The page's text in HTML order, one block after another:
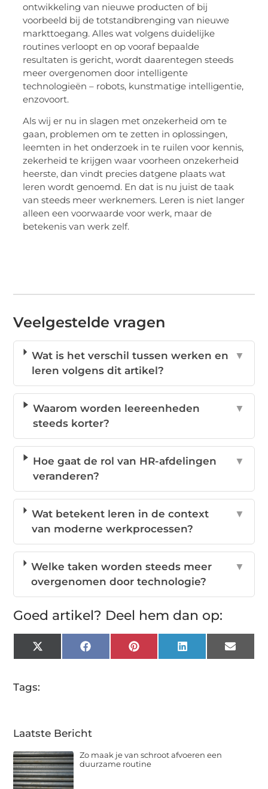
ontwikkeling van nieuwe producten of bij
voorbeeld bij de totstandbrenging van nieuwe
markttoegang. Alles wat volgens duidelijke
routines verloopt en op vooraf bepaalde
resultaten is gericht, wordt daarentegen steeds
meer overgenomen door intelligente
technologieën – robots, kunstmatige intelligentie,
enzovoort.
Als wij er nu in slagen met onzekerheid om te
gaan, problemen om te zetten in oplossingen,
leemten in het onderzoek in te ruilen voor kennis,
zekerheid te krijgen waar voorheen onzekerheid
heerste, dan vindt precies datgene plaats wat
leren wordt genoemd. En dat is nu juist de taak
van steeds meer werknemers. Leren is niet langer
alleen een voorwaarde voor werk, maar de
betekenis van werk zelf.
Veelgestelde vragen
Wat is het verschil tussen werken en
leren volgens dit artikel?
▼
Waarom worden leereenheden
steeds korter?
▼
Hoe gaat de rol van HR-afdelingen
veranderen?
▼
Wat betekent leren in de context
van moderne werkprocessen?
▼
Welke taken worden steeds meer
overgenomen door technologie?
▼
Goed artikel? Deel hem dan op:
X
(Twitter)
FacebookPinterestLinkedInEmail
Tags:
Laatste Bericht
Zo maak je van schroot afvoeren een
duurzame routine